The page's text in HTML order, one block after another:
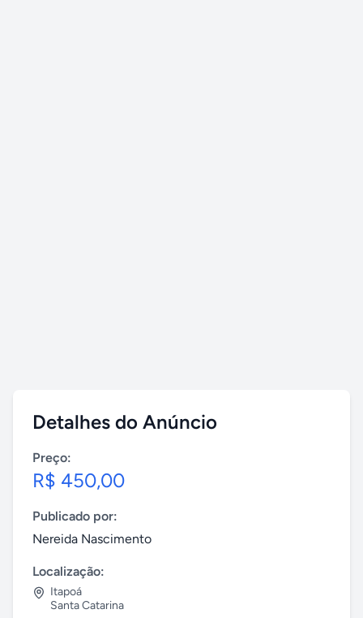
Detalhes do Anúncio
Preço:
R$ 450,00
Publicado por:
Nereida Nascimento
Localização:
Itapoá
Santa Catarina